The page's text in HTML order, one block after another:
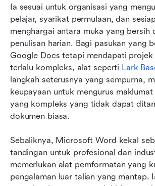
Ia sesuai untuk organisasi yang
pelajar, syarikat permulaan, dan
menghargai antara muka yang bersih
penulisan harian. Bagi pasukan yang
Google Docs tetapi mendapati projek
terlalu kompleks, alat seperti Lark
langkah seterusnya yang sempurna,
keupayaan untuk mengurus
yang kompleks yang tidak dapat
dokumen biasa.
Sebaliknya, Microsoft Word kekal
tandingan untuk profesional dan
memerlukan alat pemformatan yang
pengalaman luar talian yang mantap.